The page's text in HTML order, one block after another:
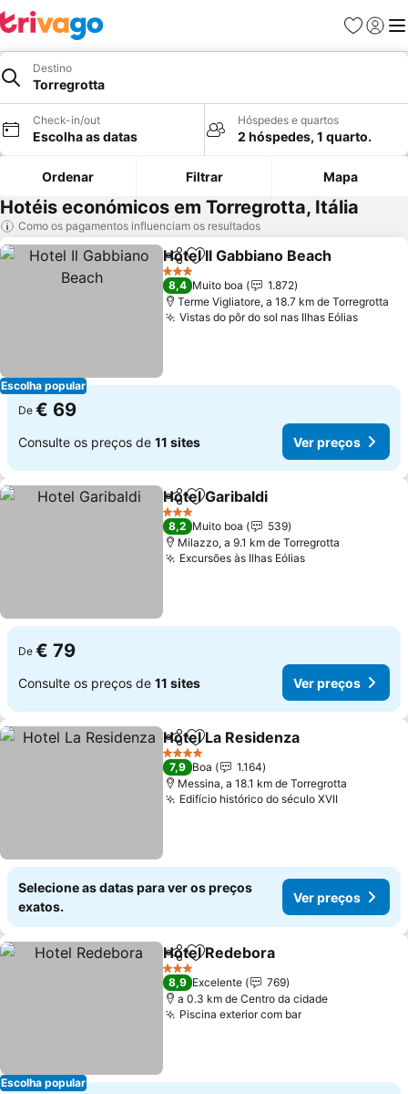
Favoritos
Iniciar
Destino
Torregrotta
Check-in/out
Escolha as datas
Hóspedes e quartos
2 hóspedes, 1 quarto.
Ordenar Filtrar Mapa
Hotéis económicos em Torregrotta, Itália
Como os pagamentos influenciam os resultados
Escolha popular
PartilharAdicionar aos favoritos
Hotel Il Gabbiano Beach
3 Estrelas
8,4 Muito boa
1.872
Terme Vigliatore, a 18.7 km de Torregrotta
Vistas do pôr do sol nas Ilhas Eólias
De € 69
Consulte os preços de 11 sites Ver preços
PartilharAdicionar aos favoritos
Hotel Garibaldi
3 Estrelas
8,2 Muito boa
539
Milazzo, a 9.1 km de Torregrotta
Excursões às Ilhas Eólias
De € 79
Consulte os preços de 11 sites Ver preços
PartilharAdicionar aos favoritos
Hotel La Residenza
4 Estrelas
7,9 Boa
1.164
Messina, a 18.1 km de Torregrotta
Edifício histórico do século XVII
Selecione as datas para ver os preços
exatos.
Ver preços
Escolha popular
PartilharAdicionar aos favoritos
Hotel Redebora
3 Estrelas
8,9 Excelente
769
a 0.3 km de Centro da cidade
Piscina exterior com bar